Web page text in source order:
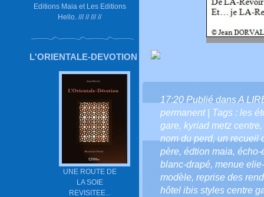
Editions Maia et Les Editions
Hello. /// // /// //
L'ORIENTALE-DEVOTION
UNE ROUTE DE
LA SOIE
REVISITEE...
17:20 Publié dansA
permanent| Tags : les
gare, kyriad metz centre,
nom du perd,un recueil
père, édtion maia, écho-
blanc-drapé, menue
modèle, reprise des
hôtel ibis styles centre